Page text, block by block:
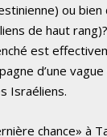
ou
de haut
est
d’une
Israéliens.
chance» à